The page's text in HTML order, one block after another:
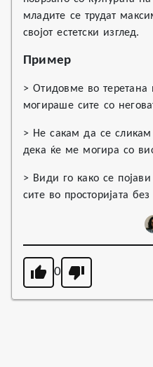
младите се трудат
својот естетски изглед.
Пример
> Отидовме во
могираше сите со
> Не сакам да се
дека ќе ме могира со
> Види го како се
сите во просторијата
0